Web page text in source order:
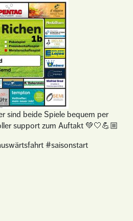
sind beide Spiele bequem per
support zum Auftakt 💚🤍💪🏼
#saisonstart